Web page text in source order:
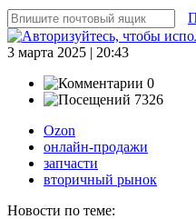
3 марта 2025 | 20:43
0
7326
Ozon
онлайн-продажи
запчасти
вторичный рынок
Новости по теме: